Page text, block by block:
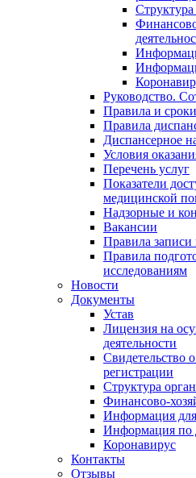
Руководство.
Правила и
Правила
Диспансерное
Условия
Перечень услуг
Показатели
медицинской
Надзорные и
Вакансии
Правила
Правила
исследованиям
Новости
Документы
Устав
Лицензия на
деятельности
Свидетельство
регистрации
Структура
Финансово-
Информация
Информация по
Коронавирус
Контакты
Отзывы